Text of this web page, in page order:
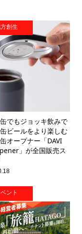
創生
でもジョッキ飲みで
ビールをより楽しむ
オープナー「DAVI
」が全国販売ス
ント